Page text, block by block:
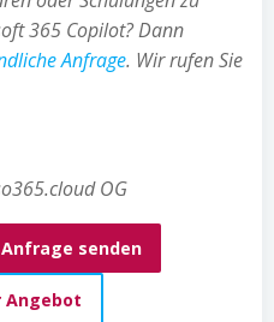
365 Copilot? Dann
Anfrage. Wir rufen Sie
OG
senden
Angebot